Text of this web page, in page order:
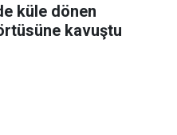
küle dönen
kavuştu